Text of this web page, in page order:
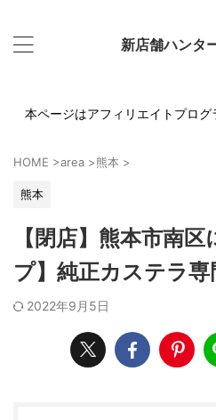
新店舗ハンタ
本ページはアフィリエイトプロ
HOME >area >熊本 >
熊本
【閉店】熊本市南
プ】純正カステラ
2022年9月5日